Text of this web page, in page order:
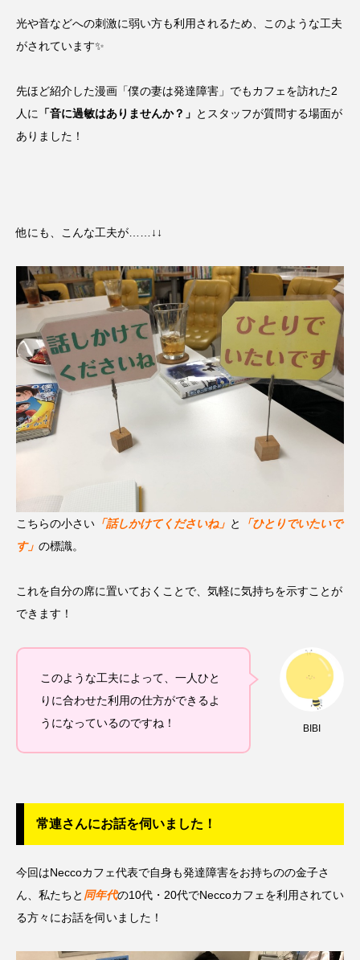
光や音などへの刺激に弱い方も利用されるため、このような工夫
がされています✨
先ほど紹介した漫画「僕の妻は発達障害」でもカフェを訪れた2
人に 「音に過敏はありませんか？」 とスタッフが質問する場面が
ありました！
他にも、こんな工夫が……↓↓
こちらの小さい 「話しかけてくださいね」 と
「ひとりでいたいで
す」 の標識。
これを自分の席に置いておくことで、気軽に気持ちを示すことが
できます！
BIBI
このような工夫によって、一人ひと
りに合わせた利用の仕方ができるよ
うになっているのですね！
常連さんにお話を伺いました！
今回はNeccoカフェ代表で自身も発達障害をお持ちのの金子さ
ん、私たちと 同年代の10代・20代でNeccoカフェを利用されてい
る方々にお話を伺いました！